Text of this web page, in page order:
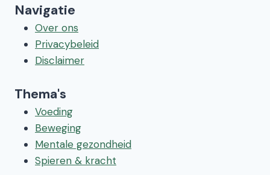
Navigatie
Over ons
Privacybeleid
Disclaimer
Thema's
Voeding
Beweging
Mentale gezondheid
Spieren & kracht